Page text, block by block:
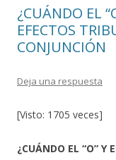
¿CUÁNDO EL
EFECTOS
CONJUNCIÓN
Deja una respuesta
[Visto: 1705 veces]
¿CUÁNDO EL “O” Y